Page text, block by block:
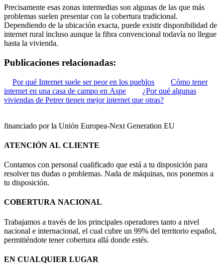
Precisamente esas zonas intermedias son algunas de las que más
problemas suelen presentar con la cobertura tradicional.
Dependiendo de la ubicación exacta, puede existir disponibilidad de
internet rural incluso aunque la fibra convencional todavía no llegue
hasta la vivienda.
Publicaciones relacionadas:
Por qué Internet suele ser peor en los pueblos
Cómo tener
internet en una casa de campo en Aspe
¿Por qué algunas
viviendas de Petrer tienen mejor internet que otras?
financiado por la Unión Europea-Next Generation EU
ATENCIÓN AL CLIENTE
Contamos con personal cualificado que está a tu disposición para
resolver tus dudas o problemas. Nada de máquinas, nos ponemos a
tu disposición.
COBERTURA NACIONAL
Trabajamos a través de los principales operadores tanto a nivel
nacional e internacional, el cual cubre un 99% del territorio español,
permitiéndote tener cobertura allá donde estés.
EN CUALQUIER LUGAR